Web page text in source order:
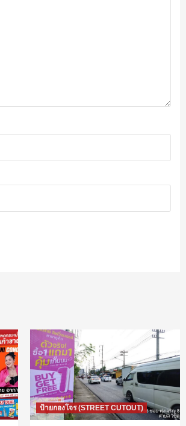
ป้ายกองโจร (STREET CUTOUT)